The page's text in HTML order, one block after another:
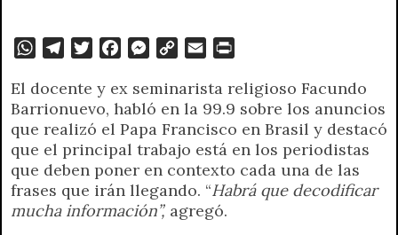
W
a
t
s
A
p
p
l
e
g
r
a
m
t
t
e
r
c
e
b
o
o
k
M
s
s
e
n
g
e
r
p
y
L
i
n
k
a
i
l
i
n
t
F
r
i
El docente y ex seminarista religioso Facundo
Barrionuevo, habló en la 99.9 sobre los anuncios
que realizó el Papa Francisco en Brasil y destacó
que el principal trabajo está en los periodistas
que deben poner en contexto cada una de las
frases que irán llegando. “Habrá que decodificar
mucha información”, agregó.